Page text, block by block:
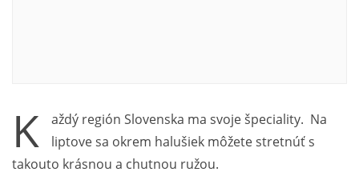
K
aždý región Slovenska ma svoje špeciality. Na
liptove sa okrem halušiek môžete stretnúť s
takouto krásnou a chutnou ružou.